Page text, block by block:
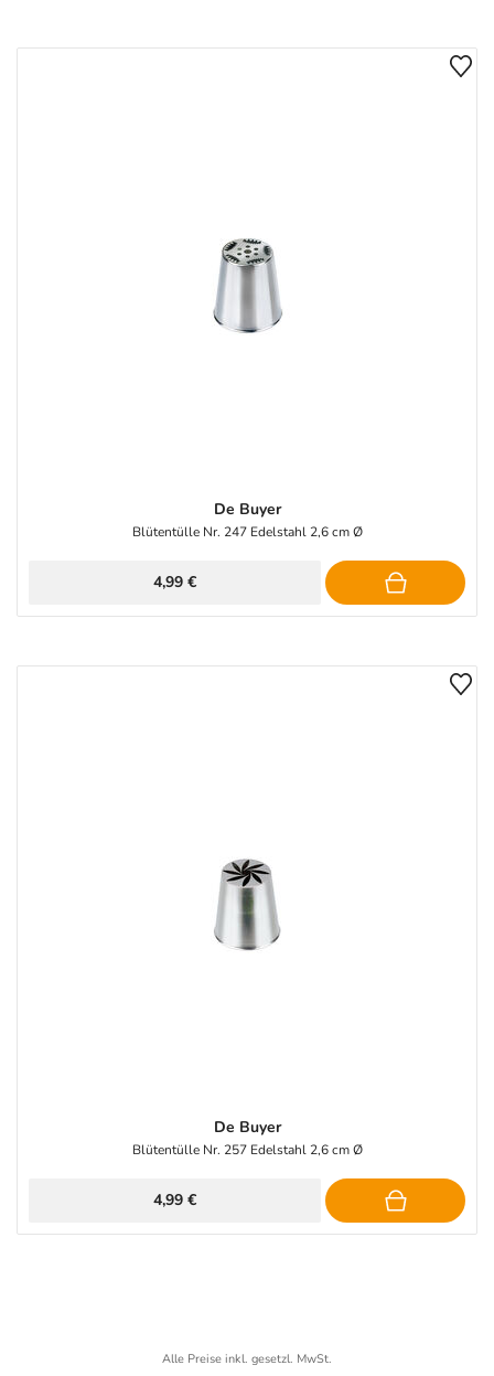
De Buyer
Blütentülle Nr. 247 Edelstahl 2,6 cm Ø
4,99 €
De Buyer
Blütentülle Nr. 257 Edelstahl 2,6 cm Ø
4,99 €
Alle Preise inkl. gesetzl. MwSt.